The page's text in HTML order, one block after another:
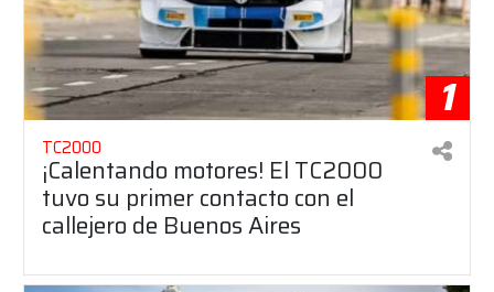
1
TC2000
¡Calentando motores! El TC2000
tuvo su primer contacto con el
callejero de Buenos Aires